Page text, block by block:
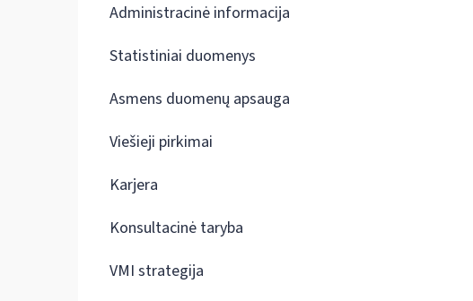
Administracinė informacija
Statistiniai duomenys
Asmens duomenų apsauga
Viešieji pirkimai
Karjera
Konsultacinė taryba
VMI strategija